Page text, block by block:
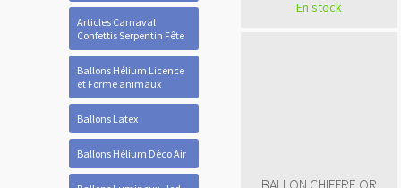
Articles Carnaval
Confettis Serpentin Fête
Ballons Hélium Licence
et Forme animaux
Ballons Latex
Ballons Hélium Déco Air
En stock
BALLON CHIFFRE OR